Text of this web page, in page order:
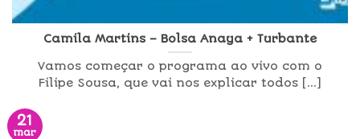
Camila Martins – Bolsa Anaya + Turbante
Vamos começar o programa ao vivo com o
Filipe Sousa, que vai nos explicar todos [...]
21
mar